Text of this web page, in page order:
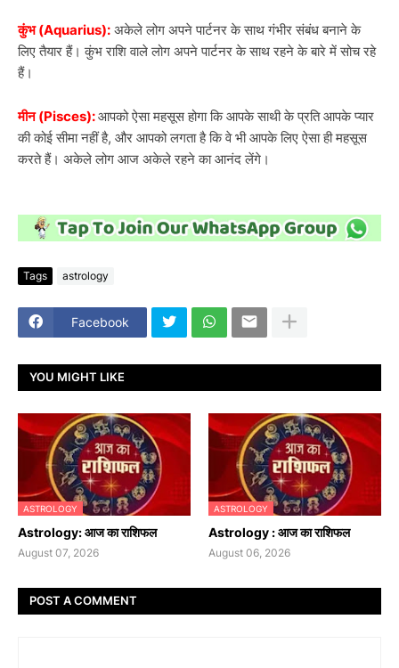
कुंभ (Aquarius): अकेले लोग अपने पार्टनर के साथ गंभीर संबंध बनाने के
लिए तैयार हैं। कुंभ राशि वाले लोग अपने पार्टनर के साथ रहने के बारे में सोच रहे
हैं।
मीन (Pisces):आपको ऐसा महसूस होगा कि आपके साथी के प्रति आपके प्यार
की कोई सीमा नहीं है, और आपको लगता है कि वे भी आपके लिए ऐसा ही महसूस
करते हैं। अकेले लोग आज अकेले रहने का आनंद लेंगे।
Tags astrology
Facebook
YOU MIGHT LIKE
ASTROLOGY
Astrology: आज का राशिफल
August 07, 2026
ASTROLOGY
Astrology : आज का राशिफल
August 06, 2026
POST A COMMENT